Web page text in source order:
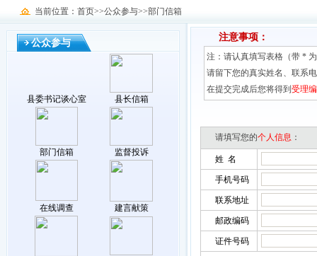
当前位置：首页>>公众参与>>部门信箱
公众参与
县委书记谈心室 县长信箱
部门信箱 监督投诉
在线调查 建言献策
注意事项：
注：请认真填写表格（带 *
请留下您的真实姓名、联系
在提交完成后您将得到 受理
请填写您的个人信息 ：
姓 名
手机号码
联系地址
邮政编码
证件号码